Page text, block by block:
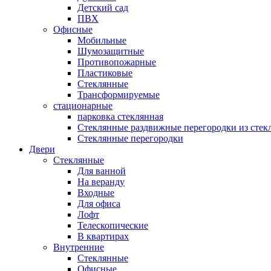
Детский сад
ПВХ
Офисные
Мобильные
Шумозащитные
Противопожарные
Пластиковые
Стеклянные
Трансформируемые
стационарные
парковка стеклянная
Стеклянные раздвижные перегородки из
Стеклянные перегородки
Двери
Стеклянные
Для ванной
На веранду
Входные
Для офиса
Лофт
Телескопические
В квартирах
Внутренние
Стеклянные
Офисные